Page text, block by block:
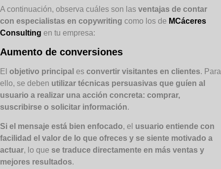
A continuación, observa cuáles son las ventajas de contar
con especialistas en copywriting como los de MCáceres
Consulting en tu empresa:
Aumento de conversiones
El objetivo principal es convertir visitantes en clientes. Para
ello, se deben utilizar técnicas persuasivas que guíen al
usuario a realizar una acción concreta: comprar,
suscribirse o solicitar información.
Si el mensaje está bien enfocado, el usuario entiende con
facilidad el valor de lo que ofreces y se siente motivado a
actuar, lo que se traduce directamente en más ventas y
mejores resultados.